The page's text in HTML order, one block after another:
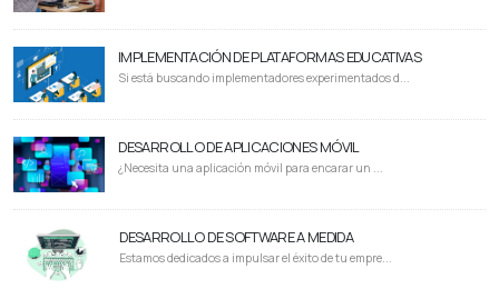
IMPLEMENTACIÓN DE PLATAFORMAS EDUCATIVAS
Si está buscando implementadores experimentados d...
DESARROLLO DE APLICACIONES MÓVIL
¿Necesita una aplicación móvil para encarar un ...
DESARROLLO DE SOFTWARE A MEDIDA
Estamos dedicados a impulsar el éxito de tu empre...